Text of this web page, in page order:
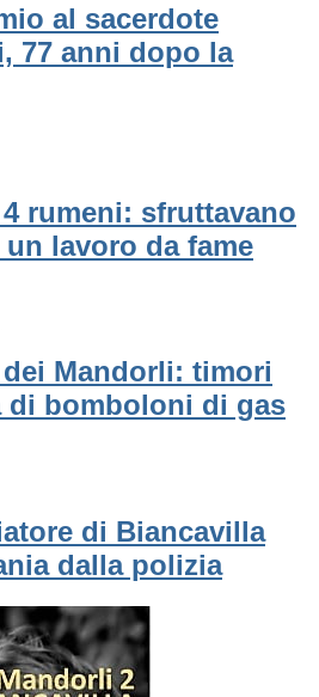
al sacerdote
77 anni dopo la
rumeni: sfruttavano
lavoro da fame
Mandorli: timori
di bomboloni di gas
di Biancavilla
dalla polizia